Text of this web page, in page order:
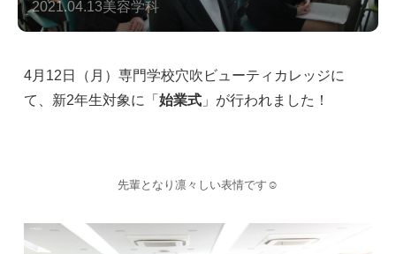
2021.04.13美容学科
4月12日（月）専門学校穴吹ビューティカレッジに
て、新2年生対象に「始業式 」が行われました！
先輩となり凛々しい表情です☺